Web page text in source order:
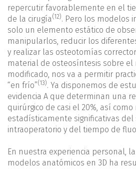
repercutir favorablemente en el
de la cirugía(12). Pero los modelos
solo un elemento estático de
manipularlos, reducir los
y realizar las osteotomías
material de osteosíntesis sobre el
modificado, nos va a permitir
“en frío”(13). Ya disponemos de
evidencia A que determinan una
quirúrgico de casi el 20%, así como
estadísticamente significativas del
intraoperatorio y del tiempo de
En nuestra experiencia personal,
modelos anatómicos en 3D ha